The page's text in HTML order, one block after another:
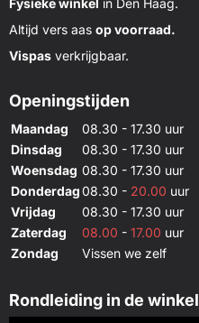
Altijd vers aas op voorraad.
Vispas verkrijgbaar.
Openingstijden
Maandag
08.30 - 17.30 uur
Dinsdag
08.30 - 17.30 uur
Woensdag 08.30 - 17.30 uur
Donderdag08.30 - 20.00 uur
Vrijdag
08.30 - 17.30 uur
Zaterdag
08.00 - 17.00 uur
Zondag
Vissen we zelf
Rondleiding in de winkel